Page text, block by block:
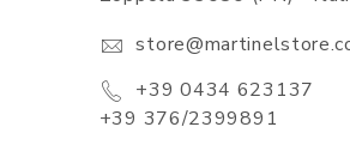
+39 0434 623137
+39 376/2399891